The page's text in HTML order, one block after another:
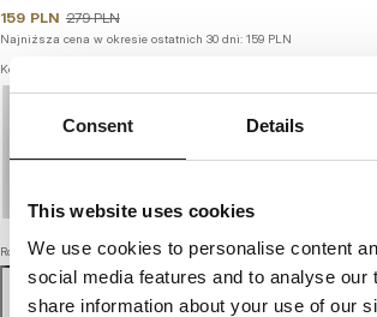
Consent Details
This website uses cookies
We use cookies to personalise content
social media features and to analyse our
share information about your use of our
159 PLN 279 PLN
Najniższa cena w okresie ostatnich 30 dni: 159 PLN
Kolor: navy
Rozmiar
M L 3XL